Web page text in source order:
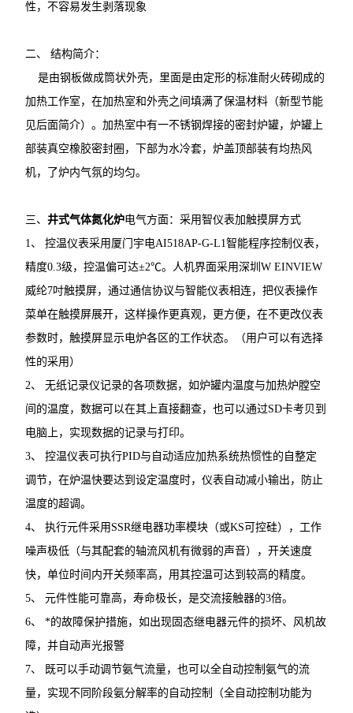
性，不容易发生剥落现象
二、 结构简介：
是由钢板做成筒状外壳，里面是由定形的标准耐火砖砌成的
加热工作室，在加热室和外壳之间填满了保温材料（新型节能
见后面简介）。加热室中有一不锈钢焊接的密封炉罐，炉罐上
部装真空橡胶密封圈，下部为水冷套，炉盖顶部装有均热风
机，了炉内气氛的均匀。
三、井式气体氮化炉电气方面：采用智仪表加触摸屏方式
1、 控温仪表采用厦门宇电AI518AP-G-L1智能程序控制仪表，
精度0.3级，控温偏可达±2℃。人机界面采用深圳W EINVIEW
威纶7吋触摸屏，通过通信协议与智能仪表相连，把仪表操作
菜单在触摸屏展开，这样操作更真观，更方便，在不更改仪表
参数时，触摸屏显示电炉各区的工作状态。（用户可以有选择
性的采用）
2、 无纸记录仪记录的各项数据，如炉罐内温度与加热炉膛空
间的温度，数据可以在其上直接翻查，也可以通过SD卡考贝到
电脑上，实现数据的记录与打印。
3、 控温仪表可执行PID与自动适应加热系统热惯性的自整定
调节，在炉温快要达到设定温度时，仪表自动减小输出，防止
温度的超调。
4、 执行元件采用SSR继电器功率模块（或KS可控硅），工作
噪声极低（与其配套的轴流风机有微弱的声音），开关速度
快，单位时间内开关频率高，用其控温可达到较高的精度。
5、 元件性能可靠高，寿命极长，是交流接触器的3倍。
6、 *的故障保护措施，如出现固态继电器元件的损坏、风机故
障，并自动声光报警
7、 既可以手动调节氨气流量，也可以全自动控制氨气的流
量，实现不同阶段氨分解率的自动控制（全自动控制功能为